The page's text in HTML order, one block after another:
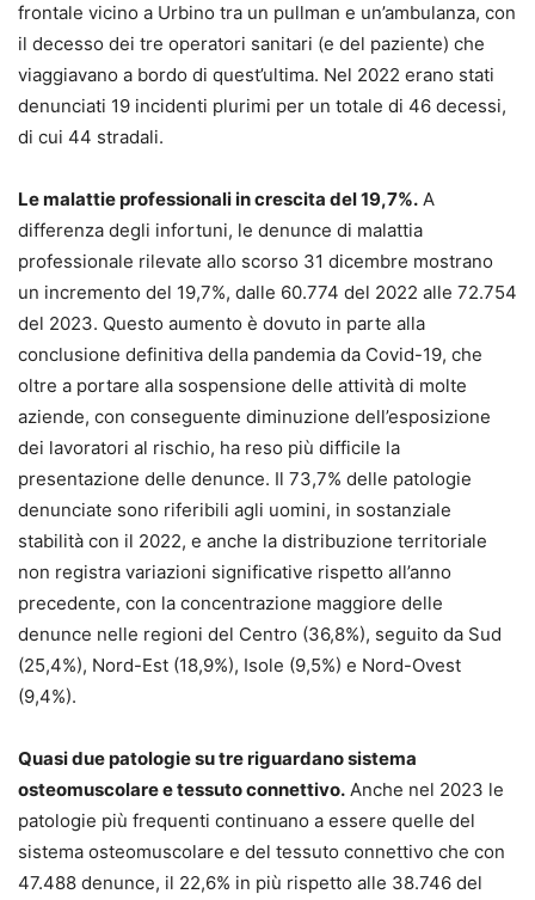
frontale vicino a Urbino tra un pullman e un’ambulanza, con
il decesso dei tre operatori sanitari (e del paziente) che
viaggiavano a bordo di quest’ultima. Nel 2022 erano stati
denunciati 19 incidenti plurimi per un totale di 46 decessi,
di cui 44 stradali.
Le malattie professionali in crescita del 19,7%. A
differenza degli infortuni, le denunce di malattia
professionale rilevate allo scorso 31 dicembre mostrano
un incremento del 19,7%, dalle 60.774 del 2022 alle 72.754
del 2023. Questo aumento è dovuto in parte alla
conclusione definitiva della pandemia da Covid-19, che
oltre a portare alla sospensione delle attività di molte
aziende, con conseguente diminuzione dell’esposizione
dei lavoratori al rischio, ha reso più difficile la
presentazione delle denunce. Il 73,7% delle patologie
denunciate sono riferibili agli uomini, in sostanziale
stabilità con il 2022, e anche la distribuzione territoriale
non registra variazioni significative rispetto all’anno
precedente, con la concentrazione maggiore delle
denunce nelle regioni del Centro (36,8%), seguito da Sud
(25,4%), Nord-Est (18,9%), Isole (9,5%) e Nord-Ovest
(9,4%).
Quasi due patologie su tre riguardano sistema
osteomuscolare e tessuto connettivo. Anche nel 2023 le
patologie più frequenti continuano a essere quelle del
sistema osteomuscolare e del tessuto connettivo che con
47.488 denunce, il 22,6% in più rispetto alle 38.746 del